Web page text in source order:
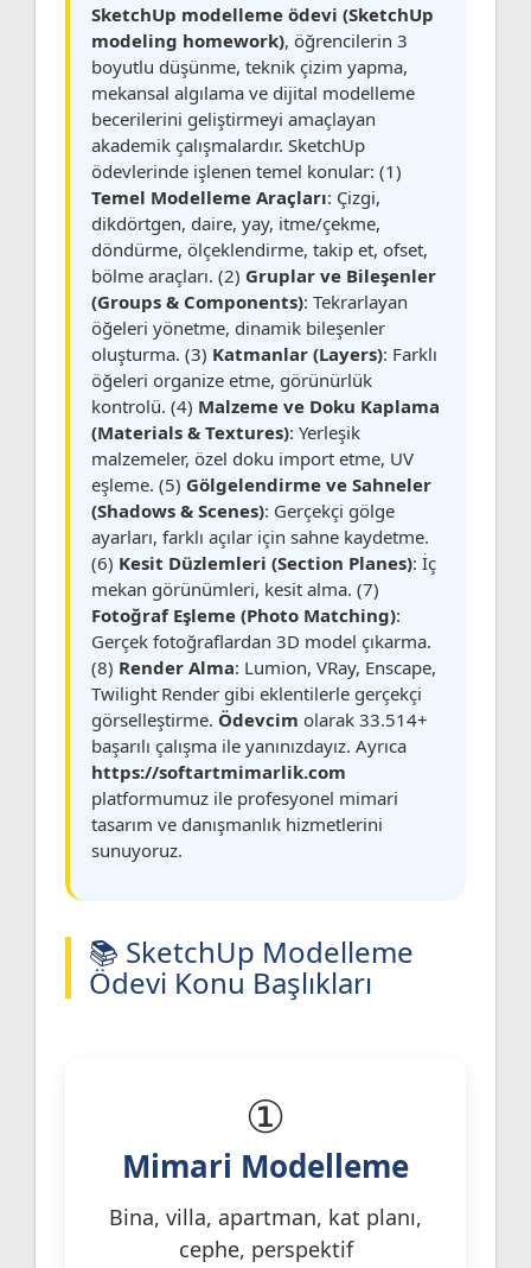
SketchUp modelleme ödevi (SketchUp
modeling homework), öğrencilerin 3
boyutlu düşünme, teknik çizim yapma,
mekansal algılama ve dijital modelleme
becerilerini geliştirmeyi amaçlayan
akademik çalışmalardır. SketchUp
ödevlerinde işlenen temel konular: (1)
Temel Modelleme Araçları: Çizgi,
dikdörtgen, daire, yay, itme/çekme,
döndürme, ölçeklendirme, takip et, ofset,
bölme araçları. (2) Gruplar ve Bileşenler
(Groups & Components): Tekrarlayan
öğeleri yönetme, dinamik bileşenler
oluşturma. (3) Katmanlar (Layers): Farklı
öğeleri organize etme, görünürlük
kontrolü. (4) Malzeme ve Doku Kaplama
(Materials & Textures): Yerleşik
malzemeler, özel doku import etme, UV
eşleme. (5) Gölgelendirme ve Sahneler
(Shadows & Scenes): Gerçekçi gölge
ayarları, farklı açılar için sahne kaydetme.
(6) Kesit Düzlemleri (Section Planes): İç
mekan görünümleri, kesit alma. (7)
Fotoğraf Eşleme (Photo Matching):
Gerçek fotoğraflardan 3D model çıkarma.
(8) Render Alma: Lumion, VRay, Enscape,
Twilight Render gibi eklentilerle gerçekçi
görselleştirme. Ödevcim olarak 33.514+
başarılı çalışma ile yanınızdayız. Ayrıca
https://softartmimarlik.com
platformumuz ile profesyonel mimari
tasarım ve danışmanlık hizmetlerini
sunuyoruz.
📚 SketchUp Modelleme
Ödevi Konu Başlıkları
①
Mimari Modelleme
Bina, villa, apartman, kat planı,
cephe, perspektif